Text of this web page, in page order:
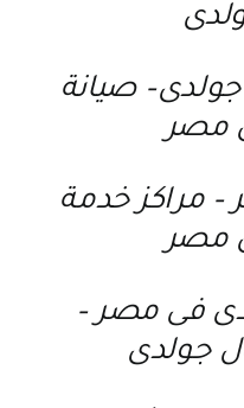
جولدى–صيانة
مصر
–مراكز خدمة
مصر
فى مصر–
جولدى